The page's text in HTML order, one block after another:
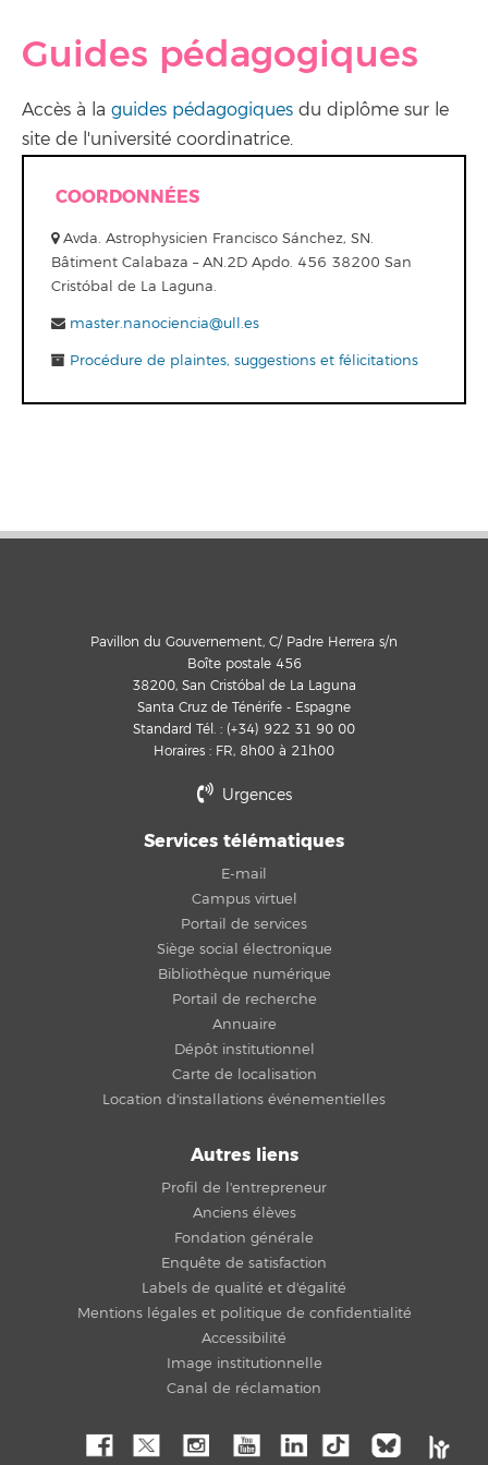
Guides pédagogiques
Accès à la guides pédagogiques du diplôme sur le
site de l'université coordinatrice.
COORDONNÉES
Avda. Astrophysicien Francisco Sánchez, SN.
Bâtiment Calabaza – AN.2D Apdo. 456 38200 San
Cristóbal de La Laguna.
master.nanociencia@ull.es
Procédure de plaintes, suggestions et félicitations
Pavillon du Gouvernement, C/ Padre Herrera s/n
Boîte postale 456
38200, San Cristóbal de La Laguna
Santa Cruz de Ténérife - Espagne
Standard Tél. : (+34) 922 31 90 00
Horaires : FR, 8h00 à 21h00
Urgences
Services télématiques
E-mail
Campus virtuel
Portail de services
Siège social électronique
Bibliothèque numérique
Portail de recherche
Annuaire
Dépôt institutionnel
Carte de localisation
Location d'installations événementielles
Autres liens
Profil de l'entrepreneur
Anciens élèves
Fondation générale
Enquête de satisfaction
Labels de qualité et d'égalité
Mentions légales et politique de confidentialité
Accessibilité
Image institutionnelle
Canal de réclamation